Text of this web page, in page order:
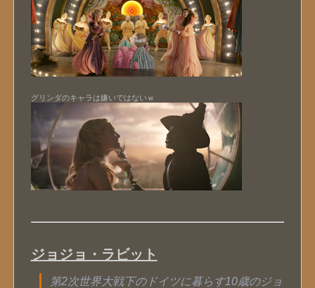
グリンダのキャラは嫌いではないｗ
ジョジョ・ラビット
第2次世界大戦下のドイツに暮らす10歳のジョ